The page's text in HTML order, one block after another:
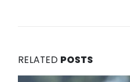
RELATED POSTS